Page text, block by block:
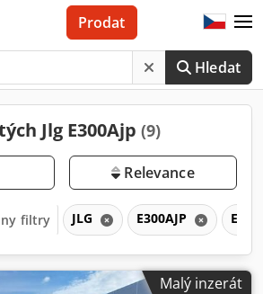
Hledat
Prodat
Jlg E300Ajp (9)
Relevance
filtry JLG E300AJP E
Malý inzerát